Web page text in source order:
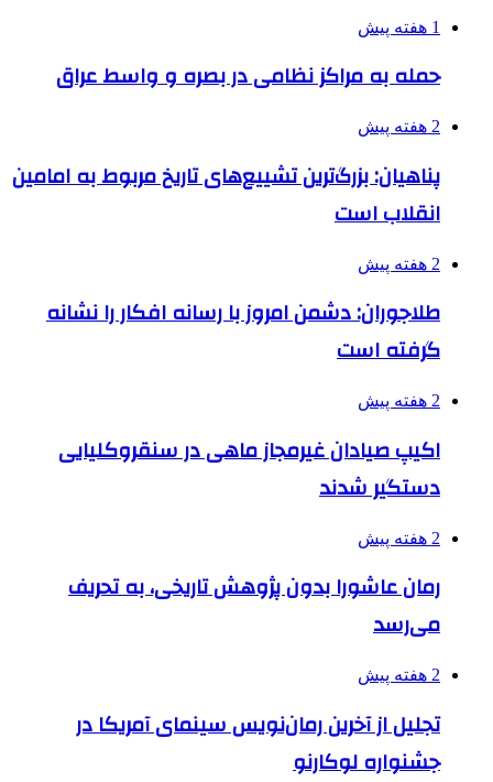
1 هفته پیش
حمله به مراکز نظامی در بصره و واسط عراق
2 هفته پیش
پناهیان: بزرگ‌ترین تشییع‌های تاریخ مربوط به امامین
انقلاب است
2 هفته پیش
طلاجوران: دشمن امروز با رسانه افکار را نشانه
گرفته است
2 هفته پیش
اکیپ صیادان غیرمجاز ماهی در سنقروکلیایی
دستگیر شدند
2 هفته پیش
رمان عاشورا بدون پژوهش تاریخی، به تحریف
می‌رسد
2 هفته پیش
تجلیل از آخرین رمان‌نویس سینمای آمریکا در
جشنواره لوکارنو